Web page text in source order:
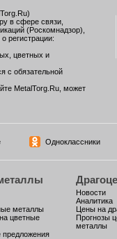
в сфере связи,
(Роскомнадзор),
регистрации:
цветных и
с обязательной
MetalTorg.Ru, может
Одноклассники
металлы
цветные
предложения
Новости
Аналитика
Цены на
Прогнозы
металлы